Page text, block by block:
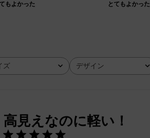
もよかった とてもよかった
ズ デザイン
全て
高見えなのに軽い！